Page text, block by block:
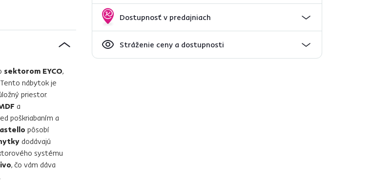
Dostupnosť v predajniach
Stráženie ceny a dostupnosti
sektorom EYCO,
nábytok je
priestor.
a
poškriabaním a
pôsobí
dodávajú
systému
, čo vám dáva